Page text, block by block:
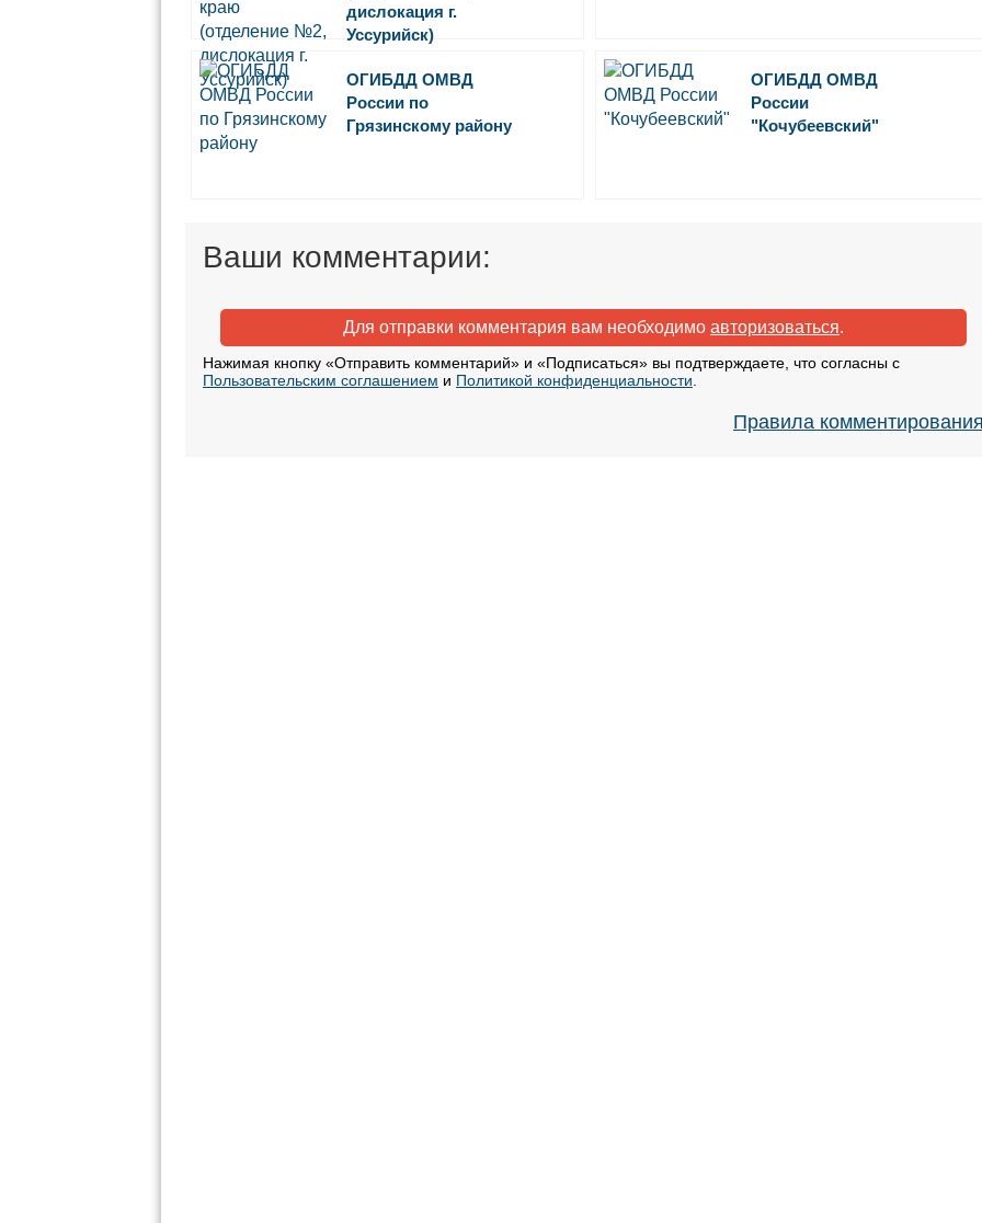
дислокация г.
Уссурийск)
ОГИБДД ОМВД
России по
Грязинскому району
ОГИБДД ОМВД
России
"Кочубеевский"
Ваши комментарии:
Для отправки комментария вам необходимо авторизоваться.
Нажимая кнопку «Отправить комментарий» и «Подписаться» вы подтверждаете, что согласны с
Пользовательским соглашением и Политикой конфиденциальности
Правила